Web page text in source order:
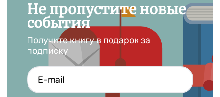
Не пропустите новые
события
Получите книгу в подарок за
подписку